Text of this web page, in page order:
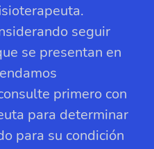
seguir
se presentan en
primero con
para determinar
para su condición